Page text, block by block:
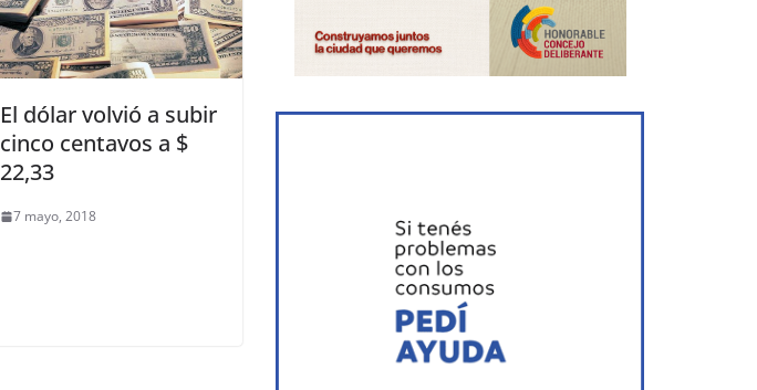
El dólar volvió a subir
cinco centavos a $
22,33
7 mayo, 2018